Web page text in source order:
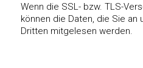
Wenn die SSL- bzw. TLS-
können die Daten, die Sie an
Dritten mitgelesen werden.